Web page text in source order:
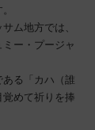
ム地方では、
ー・プージャ
る「カハ（誰
めて祈りを捧